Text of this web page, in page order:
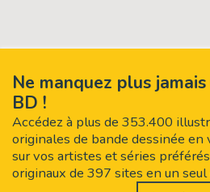
Ne manquez plus
BD !
Accédez à plus de 353.400
originales de bande dessinée en
sur vos artistes et séries
originaux de 397 sites en un